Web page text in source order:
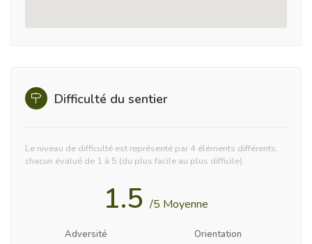
Difficulté du sentier
Le niveau de difficulté est représenté par 4 éléments différents,
chacun évalué de 1 à 5 (du plus facile au plus difficile).
1.5 /5 Moyenne
Adversité Orientation